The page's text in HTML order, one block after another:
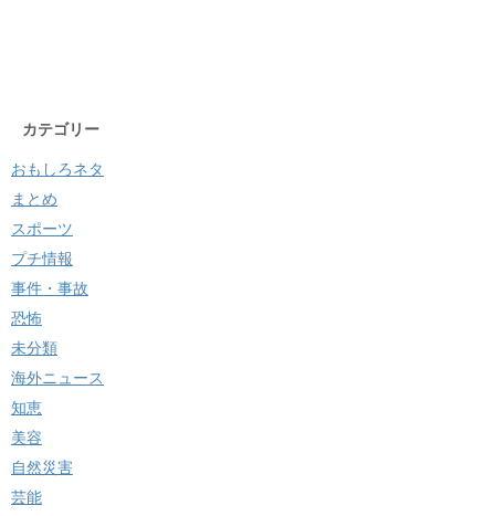
カテゴリー
おもしろネタ
まとめ
スポーツ
プチ情報
事件・事故
恐怖
未分類
海外ニュース
知恵
美容
自然災害
芸能